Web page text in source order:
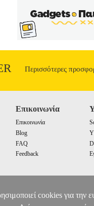
Περισσότερες
Επικοινωνία
Επικοινωνία
Blog
FAQ
Feedback
cookies για την